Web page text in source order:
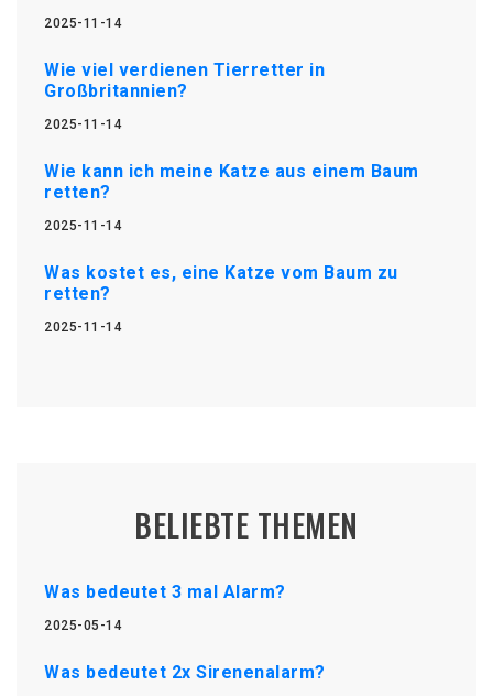
2025-11-14
Wie viel verdienen Tierretter in
Großbritannien?
2025-11-14
Wie kann ich meine Katze aus einem Baum
retten?
2025-11-14
Was kostet es, eine Katze vom Baum zu
retten?
2025-11-14
BELIEBTE THEMEN
Was bedeutet 3 mal Alarm?
2025-05-14
Was bedeutet 2x Sirenenalarm?